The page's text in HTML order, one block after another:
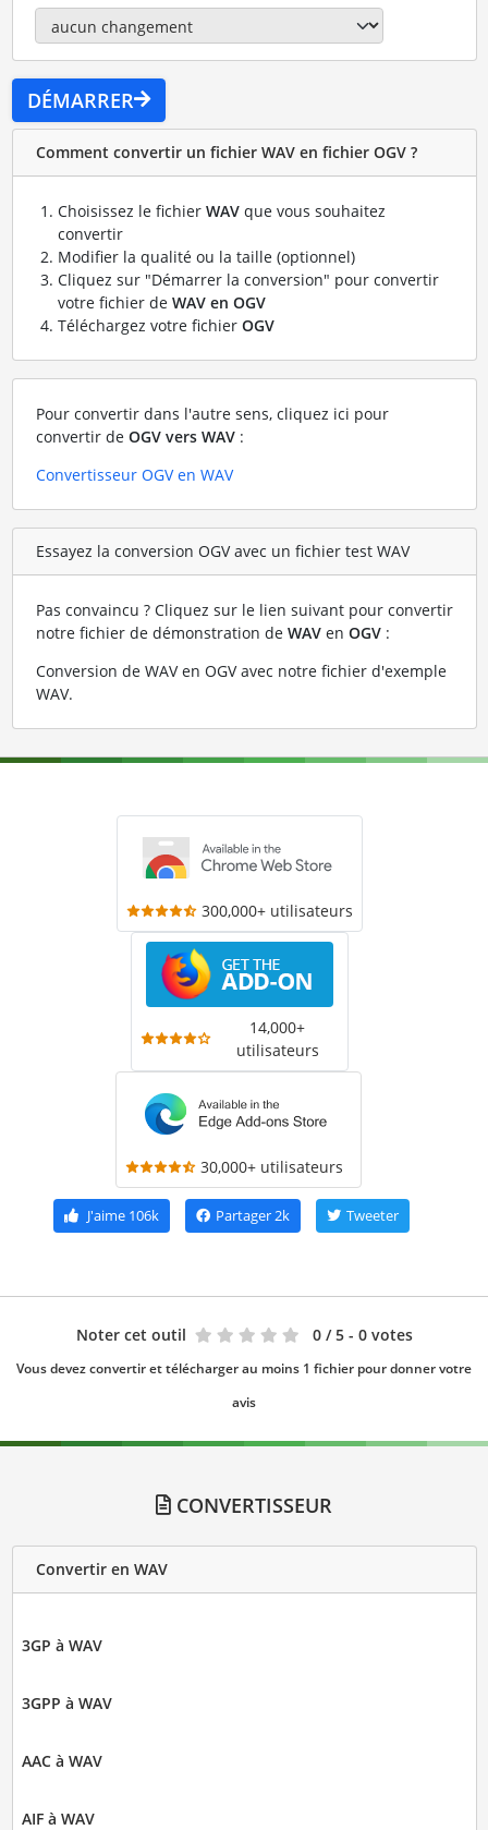
DÉMARRER
Comment convertir un fichier WAV en fichier OGV ?
Choisissez le fichier WAVque vous souhaitez
convertir
Modifier la qualité ou la taille (optionnel)
Cliquez sur "Démarrer la conversion" pour convertir
votre fichier de WAV en OGV
Téléchargez votre fichier OGV
Pour convertir dans l'autre sens, cliquez ici pour
convertir de OGV vers WAV:
Convertisseur OGV en WAV
Essayez la conversion OGV avec un fichier test WAV
Pas convaincu ? Cliquez sur le lien suivant pour convertir
notre fichier de démonstration de WAVen OGV:
Conversion de WAV en OGV avec notre fichier d'exemple
WAV.
300,000+ utilisateurs
14,000+
utilisateurs
30,000+ utilisateurs
J'aime106k Partager2k Tweeter
Noter cet outil 0 / 5 - 0 votes
Vous devez convertir et télécharger au moins 1 fichier pour donner votre
avis
CONVERTISSEUR
Convertir en WAV
3GP à WAV
3GPP à WAV
AAC à WAV
AIF à WAV